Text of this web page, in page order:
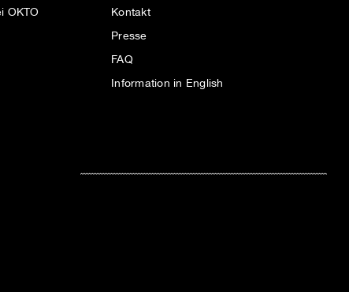
OKTO Kontakt
Presse
FAQ
Information in English